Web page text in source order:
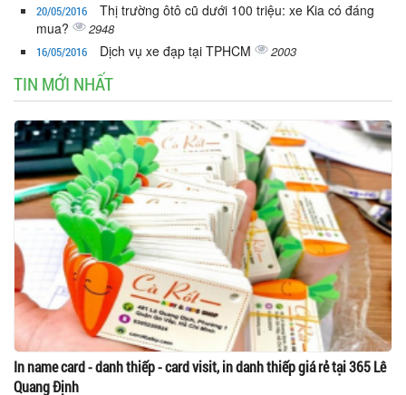
20/05/2016
Thị trường ôtô cũ dưới 100 triệu: xe Kia có đáng
mua?
2948
16/05/2016 Dịch vụ xe đạp tại TPHCM 2003
TIN MỚI NHẤT
In name card - danh thiếp - card visit, in danh thiếp giá rẻ tại 365 Lê
Quang Định